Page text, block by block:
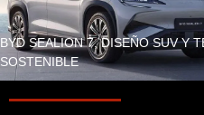
BYD SEALION 7, DISEÑO SUV Y
SOSTENIBLE